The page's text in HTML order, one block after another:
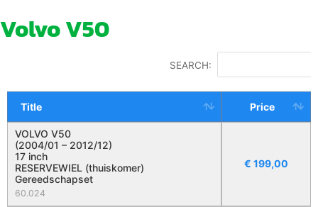
Volvo V50
SEARCH:
Title Price
VOLVO V50
(2004/01 – 2012/12)
17 inch
RESERVEWIEL (thuiskomer)
Gereedschapset
60.024
€ 199,00